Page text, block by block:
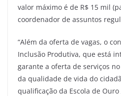
valor máximo é de R$ 15 mil
coordenador de assuntos
“Além da oferta de vagas, o
Inclusão Produtiva, que está
garante a oferta de serviços
da qualidade de vida do
qualificação da Escola de